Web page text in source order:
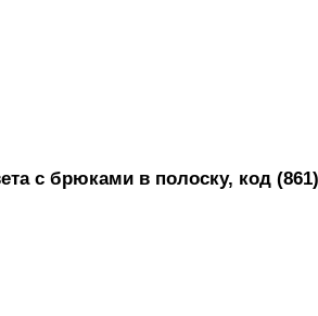
с брюками в полоску, код (861)